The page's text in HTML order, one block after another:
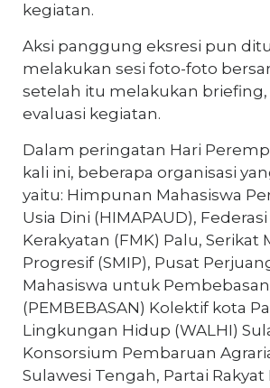
kegiatan.
Aksi panggung eksresi pun
melakukan sesi foto-foto
setelah itu melakukan
evaluasi kegiatan.
Dalam peringatan Hari
kali ini, beberapa organisasi
yaitu: Himpunan Mahasiswa
Usia Dini (HIMAPAUD),
Kerakyatan (FMK) Palu, Serikat
Progresif (SMIP), Pusat
Mahasiswa untuk Pembebasan
(PEMBEBASAN) Kolektif kota
Lingkungan Hidup (WALHI)
Konsorsium Pembaruan
Sulawesi Tengah, Partai Rakyat